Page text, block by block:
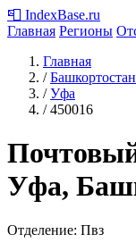
📮 IndexBase.ru
Главная Регионы
Главная
/ Башкортостан
/ Уфа
/ 450016
Уфа,
Отделение: Пвз